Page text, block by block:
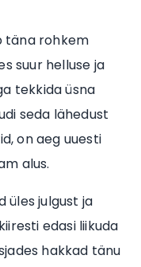
täna rohkem
suur helluse ja
tekkida üsna
seda lähedust
on aeg uuesti
alus.
üles julgust ja
edasi liikuda
hakkad tänu